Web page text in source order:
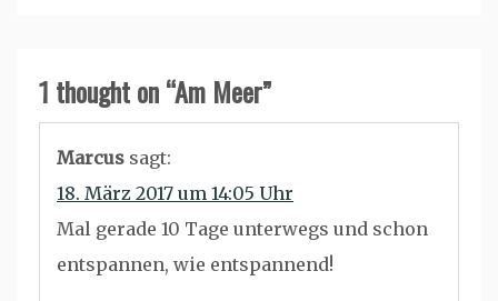
1 thought on “Am Meer”
Marcus sagt:
18. März 2017 um 14:05 Uhr
Mal gerade 10 Tage unterwegs und schon
entspannen, wie entspannend!